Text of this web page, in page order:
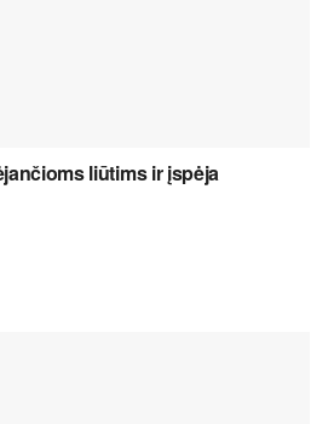
liūtims ir įspėja